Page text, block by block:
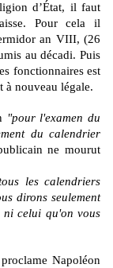
d’État, il faut
Pour cela il
an VIII, (26
au décadi. Puis
fonctionnaires est
à nouveau légale.
"pour l'examen du
du calendrier
ne mourut
les calendriers
dirons seulement
ni celui qu'on vous
Napoléon